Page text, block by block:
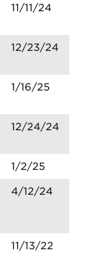
11/11/24
12/23/24
1/16/25
12/24/24
1/2/25
4/12/24
11/13/22